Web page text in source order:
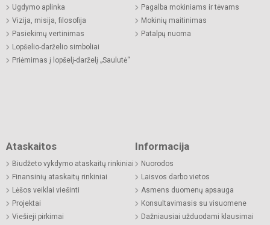
Ugdymo aplinka
Vizija, misija, filosofija
Pasiekimų vertinimas
Lopšelio-darželio simboliai
Priėmimas į lopšelį-darželį „Saulutė“
Pagalba mokiniams ir tėvams
Mokinių maitinimas
Patalpų nuoma
Ataskaitos
Biudžeto vykdymo ataskaitų rinkiniai
Finansinių ataskaitų rinkiniai
Lėšos veiklai viešinti
Projektai
Viešieji pirkimai
Informacija
Nuorodos
Laisvos darbo vietos
Asmens duomenų apsauga
Konsultavimasis su visuomene
Dažniausiai užduodami klausimai